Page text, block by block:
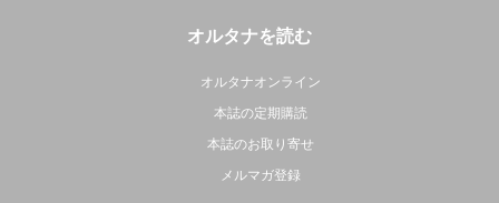
オルタナを読む
オルタナオンライン
本誌の定期購読
本誌のお取り寄せ
メルマガ登録